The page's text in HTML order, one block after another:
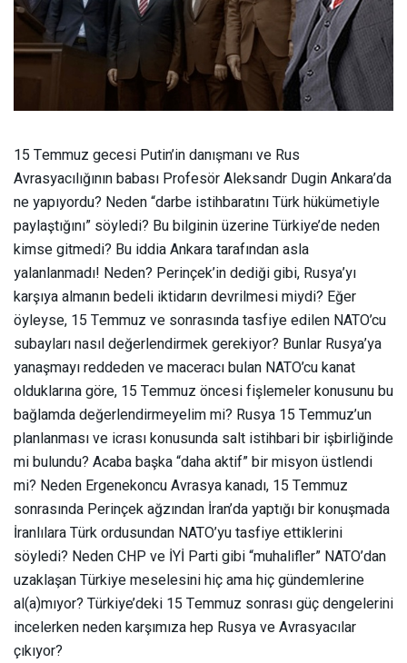
15 Temmuz gecesi Putin’in danışmanı ve Rus
Avrasyacılığının babası Profesör Aleksandr Dugin Ankara’da
ne yapıyordu? Neden “darbe istihbaratını Türk hükümetiyle
paylaştığını” söyledi? Bu bilginin üzerine Türkiye’de neden
kimse gitmedi? Bu iddia Ankara tarafından asla
yalanlanmadı! Neden? Perinçek’in dediği gibi, Rusya’yı
karşıya almanın bedeli iktidarın devrilmesi miydi? Eğer
öyleyse, 15 Temmuz ve sonrasında tasfiye edilen NATO’cu
subayları nasıl değerlendirmek gerekiyor? Bunlar Rusya’ya
yanaşmayı reddeden ve maceracı bulan NATO’cu kanat
olduklarına göre, 15 Temmuz öncesi fişlemeler konusunu bu
bağlamda değerlendirmeyelim mi? Rusya 15 Temmuz’un
planlanması ve icrası konusunda salt istihbari bir işbirliğinde
mi bulundu? Acaba başka “daha aktif” bir misyon üstlendi
mi? Neden Ergenekoncu Avrasya kanadı, 15 Temmuz
sonrasında Perinçek ağzından İran’da yaptığı bir konuşmada
İranlılara Türk ordusundan NATO’yu tasfiye ettiklerini
söyledi? Neden CHP ve İYİ Parti gibi “muhalifler” NATO’dan
uzaklaşan Türkiye meselesini hiç ama hiç gündemlerine
al(a)mıyor? Türkiye’deki 15 Temmuz sonrası güç dengelerini
incelerken neden karşımıza hep Rusya ve Avrasyacılar
çıkıyor?